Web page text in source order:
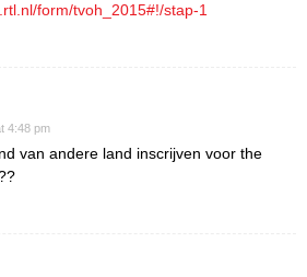
form/tvoh_2015#!/stap-1
4:48 pm
van andere land inscrijven voor the